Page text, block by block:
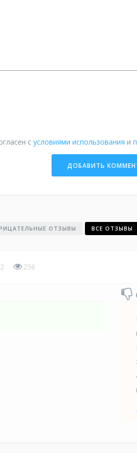
с условиями использования и
ОТЗЫВЫ ВСЕ ОТЗЫВЫ
256